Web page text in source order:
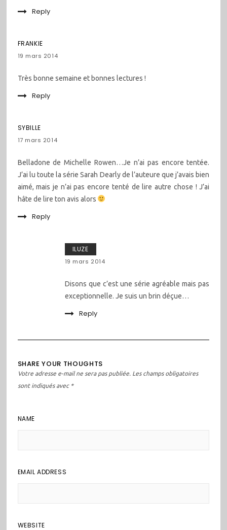
Reply
FRANKIE
19 mars 2014
Très bonne semaine et bonnes lectures !
Reply
SYBILLE
17 mars 2014
Belladone de Michelle Rowen…Je n’ai pas encore tentée.
J’ai lu toute la série Sarah Dearly de l’auteure que j’avais bien
aimé, mais je n’ai pas encore tenté de lire autre chose ! J’ai
hâte de lire ton avis alors
Reply
ILUZE
19 mars 2014
Disons que c’est une série agréable mais pas
exceptionnelle. Je suis un brin déçue…
Reply
SHARE YOUR THOUGHTS
Votre adresse e-mail ne sera pas publiée. Les champs obligatoires
sont indiqués avec *
NAME
EMAIL ADDRESS
WEBSITE